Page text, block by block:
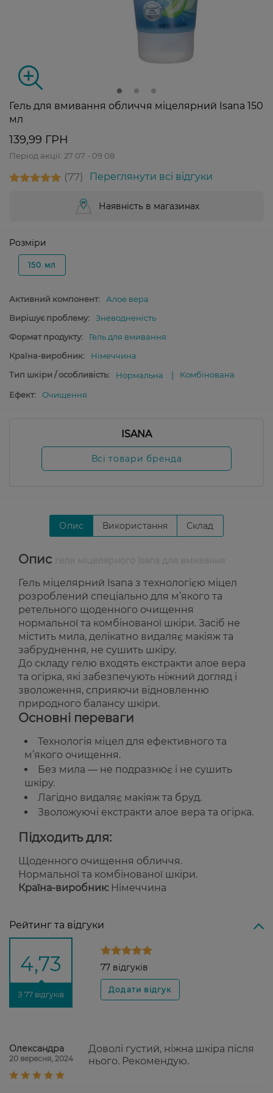
Гель для вмивання обличчя міцелярний Isana 150
мл
139,99 ГРН
Період акції: 27 07 - 09 08
77 Переглянути всі відгуки
Наявність в магазинах
Розміри
150 мл
Активний компонент:
Алое вера
Вирішує проблему:
Зневодненість
Формат продукту:
Гель для вмивання
Країна-виробник:
Німеччина
Тип шкіри / особливість:
Нормальна Комбінована
Ефект: Очищення
ISANA
Всі товари бренда
Опис Використання Склад
Опис
Гель міцелярний Isana з технологією міцел
розроблений спеціально для м’якого та
ретельного щоденного очищення
нормальної та комбінованої шкіри. Засіб не
містить мила, делікатно видаляє макіяж та
забруднення, не сушить шкіру.
До складу гелю входять екстракти алое вера
та огірка, які забезпечують ніжний догляд і
зволоження, сприяючи відновленню
природного балансу шкіри.
Основні переваги
Технологія міцел для ефективного та
м’якого очищення.
Без мила — не подразнює і не сушить
шкіру.
Лагідно видаляє макіяж та бруд.
Зволожуючі екстракти алое вера та огірка.
Підходить для:
Щоденного очищення обличчя.
Нормальної та комбінованої шкіри.
Країна-виробник: Німеччина
Рейтинг та відгуки
4,73
З 77 відгуків
77 відгуків
Олександра
20 вересня, 2024
Доволі густий, ніжна шкіра після
нього. Рекомендую.